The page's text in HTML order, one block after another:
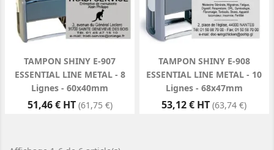
TAMPON SHINY E-907
ESSENTIAL LINE METAL - 8
Lignes - 60x40mm
Prix
51,46 € HT (61,75 €)
TAMPON SHINY E-908
ESSENTIAL LINE METAL - 10
Lignes - 68x47mm
Prix
53,12 € HT (63,74 €)